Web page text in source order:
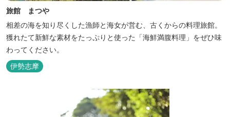
旅館 まつや
相差の海を知り尽くした漁師と海女が営む、古くからの料理旅館。
獲れたて新鮮な素材をたっぷりと使った「海鮮満腹料理」をぜひ味
わってください。
伊勢志摩